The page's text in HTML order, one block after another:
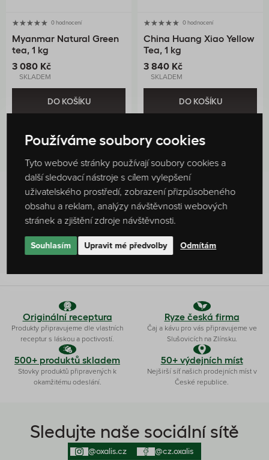
0 hodnocení
Myanmar Natural Green
tea, 1 kg
3 080 Kč
SKLADEM
DO KOŠÍKU
0 hodnocení
China Huang Xiao Yellow
Tea, 1 kg
3 840 Kč
SKLADEM
DO KOŠÍKU
Hodnocení produktu
100 %1hodnocení
Originální receptura
Produkty připravujeme dle vlastních
receptur s láskou a poctivostí.
Ryze česká firma
Čaj a kávu pro vás připravujeme ve
Slušovicích na Zlínsku.
500+ produktů skladem
Stovky produktů připravených k
okamžitému odeslání.
50+ výdejních míst
Nejširší síť našich prodejních míst v
České republice.
Sledujte naše sociální sítě
@oxalis.cz @cz.oxalis
Používáme soubory cookies
Tyto webové stránky používají soubory cookies a
další sledovací nástroje s cílem vylepšení
uživatelského prostředí, zobrazení přizpůsobeného
obsahu a reklam, analýzy návštěvnosti webových
stránek a zjištění zdroje návštěvnosti.
Souhlasím Upravit mé předvolby Odmítám